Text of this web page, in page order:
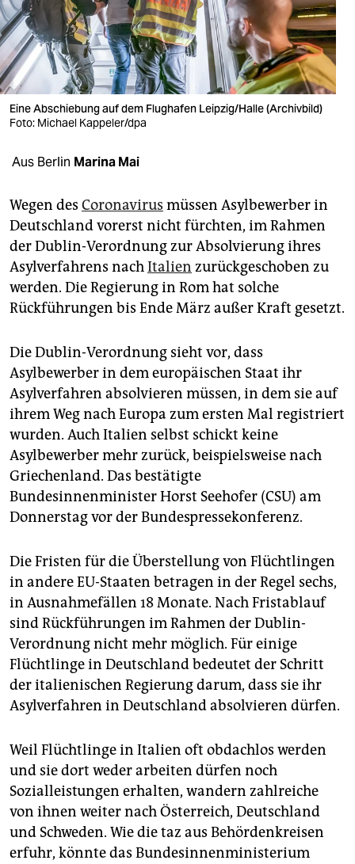
wahrheit
verlag
verlag
veranstaltungen
shop
unterstützen
abo
genossenschaft
epaper login
Eine Abschiebung auf dem Flughafen Leipzig/Halle (Archivbild)
Foto: Michael Kappeler/dpa
Aus Berlin Marina Mai
Wegen des Coronavirus müssen Asylbewerber in
Deutschland vorerst nicht fürchten, im Rahmen
der Dublin-Verordnung zur Absolvierung ihres
Asylverfahrens nachItalien zurückgeschoben zu
werden. Die Regierung in Rom hat solche
Rückführungen bis Ende März außer Kraft gesetzt.
Die Dublin-Verordnung sieht vor, dass
Asylbewerber in dem europäischen Staat ihr
Asylverfahren absolvieren müssen, in dem sie auf
ihrem Weg nach Europa zum ersten Mal registriert
wurden. Auch Italien selbst schickt keine
Asylbewerber mehr zurück, beispielsweise nach
Griechenland. Das bestätigte
Bundesinnenminister Horst Seehofer (CSU) am
Donnerstag vor der Bundespressekonferenz.
Die Fristen für die Überstellung von Flüchtlingen
in andere EU-Staaten betragen in der Regel sechs,
in Ausnahmefällen 18 Monate. Nach Fristablauf
sind Rückführungen im Rahmen der Dublin-
Verordnung nicht mehr möglich. Für einige
Flüchtlinge in Deutschland bedeutet der Schritt
der italienischen Regierung darum, dass sie ihr
Asylverfahren in Deutschland absolvieren dürfen.
Weil Flüchtlinge in Italien oft obdachlos werden
und sie dort weder arbeiten dürfen noch
Sozialleistungen erhalten, wandern zahlreiche
von ihnen weiter nach Österreich, Deutschland
und Schweden. Wie die taz aus Behördenkreisen
erfuhr, könnte das Bundesinnenministerium